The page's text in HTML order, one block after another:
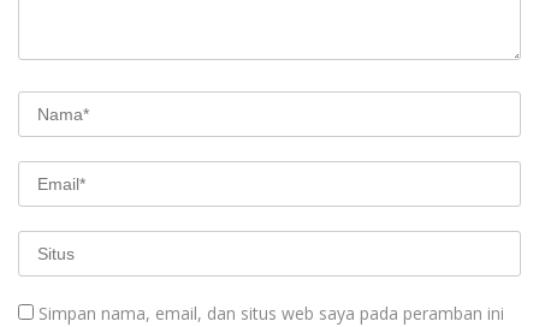
Simpan nama, email, dan situs web saya pada peramban ini